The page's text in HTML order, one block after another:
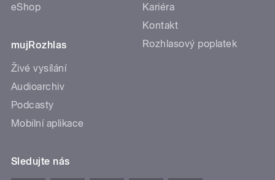
eShop
mujRozhlas
Živé vysílání
Audioarchiv
Podcasty
Mobilní aplikace
Kariéra
Kontakt
Rozhlasový poplatek
Sledujte nás